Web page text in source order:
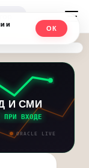
И СМИ
ПРИ ВХОДЕ
ORACLE LIVE
и
ОК